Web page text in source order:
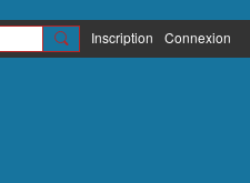
Inscription Connexion